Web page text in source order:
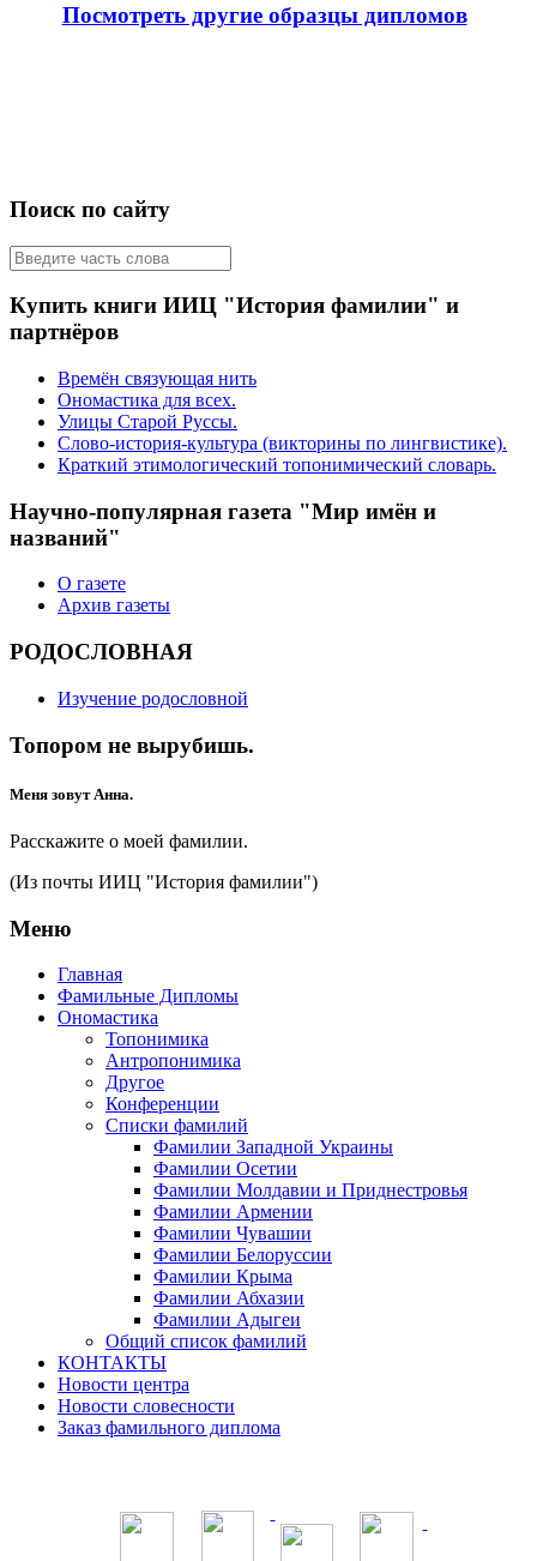
Посмотреть другие образцы дипломов
Поиск по сайту
Купить книги ИИЦ "История фамилии" и
партнёров
Времён связующая нить
Ономастика для всех.
Улицы Старой Руссы.
Слово-история-культура (викторины по лингвистике).
Краткий этимологический топонимический словарь.
Научно-популярная газета "Мир имён и
названий"
О газете
Архив газеты
РОДОСЛОВНАЯ
Изучение родословной
Топором не вырубишь.
Меня зовут Анна.
Расскажите о моей фамилии.
(Из почты ИИЦ "История фамилии")
Меню
Главная
Фамильные Дипломы
Ономастика
Топонимика
Антропонимика
Другое
Конференции
Списки фамилий
Фамилии Западной Украины
Фамилии Осетии
Фамилии Молдавии и Приднестровья
Фамилии Армении
Фамилии Чувашии
Фамилии Белоруссии
Фамилии Крыма
Фамилии Абхазии
Фамилии Адыгеи
Общий список фамилий
КОНТАКТЫ
Новости центра
Новости словесности
Заказ фамильного диплома